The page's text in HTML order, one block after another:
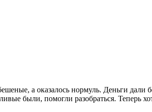
а оказалось нормуль. Деньги
были, помогли разобраться. Теперь